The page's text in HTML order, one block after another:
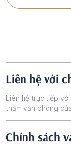
Liên hệ với
Liên hệ trực tiếp
thăm văn phòng
Chính sách